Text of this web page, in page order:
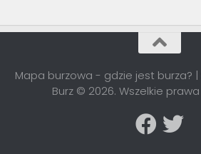
Mapa burzowa - gdzie jest burza?
Burz © 2026. Wszelkie